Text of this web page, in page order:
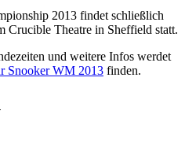
2013 findet schließlich
Theatre in Sheffield statt.
und weitere Infos werdet
Snooker WM 2013 finden.